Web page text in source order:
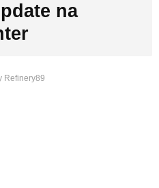
na
Refinery89